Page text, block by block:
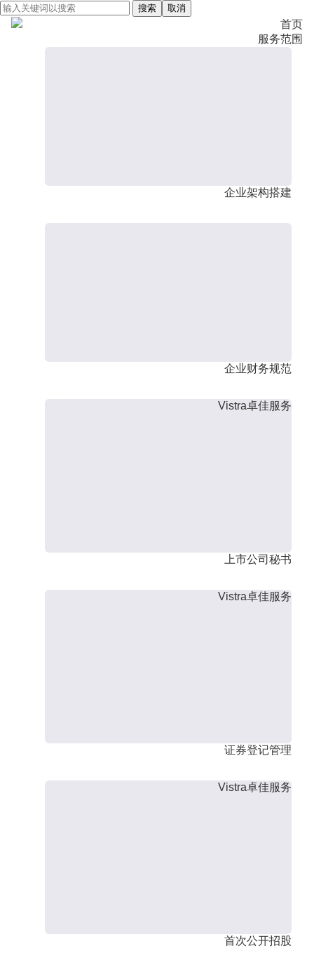
搜索 取消
首页
服务范围
企业架构搭建
企业财务规范
Vistra卓佳服务
上市公司秘书
Vistra卓佳服务
证券登记管理
Vistra卓佳服务
首次公开招股